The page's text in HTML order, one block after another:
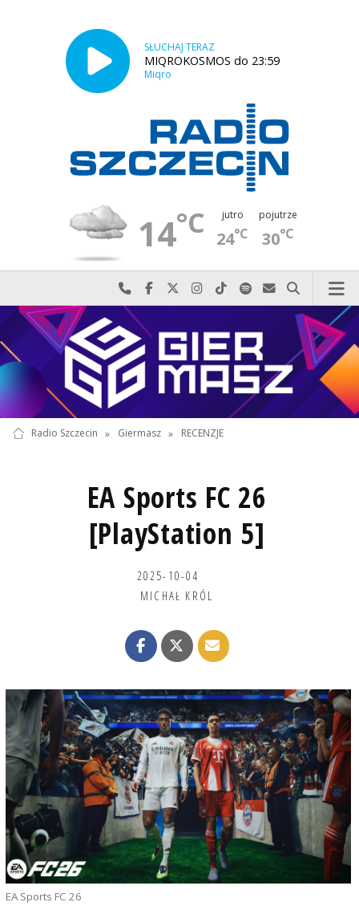
SŁUCHAJ TERAZ
MIQROKOSMOS do 23:59
Miqro
14°C jutro
24°C
pojutrze
30°C
Najlepiej po prostu do nas zadzwoń
Odwiedź nas na Facebook-u
Odwiedź nas na X
Odwiedź nas na Instagram-ie
Odwiedź nas na TikTok-u
Szukaj nas na Spotify
Wyślij do nas
Szukaj
Radio Szczecin » Giermasz » RECENZJE
EA Sports FC 26
[PlayStation 5]
2025-10-04
MICHAŁ KRÓL
EA Sports FC 26